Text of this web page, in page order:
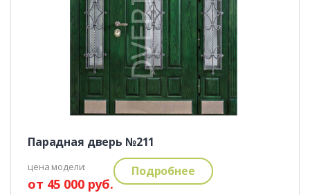
Парадная дверь №211
цена модели:
от 45 000 руб.
Подробнее